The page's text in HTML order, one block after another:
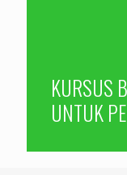
KURSUS
UNTUK